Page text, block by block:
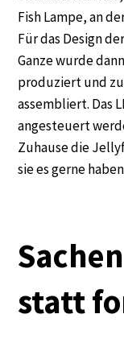
Fish Lampe, an
Für das Design
Ganze wurde
produziert und
assembliert. Das
angesteuert
Zuhause die
sie es gerne
statt